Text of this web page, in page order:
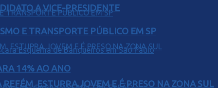
A VICE-PRESIDENTE
ESTUPRA JOVEM E É PRESO NA ZONA SUL
E TRANSPORTE PÚBLICO EM SP
14% AO ANO